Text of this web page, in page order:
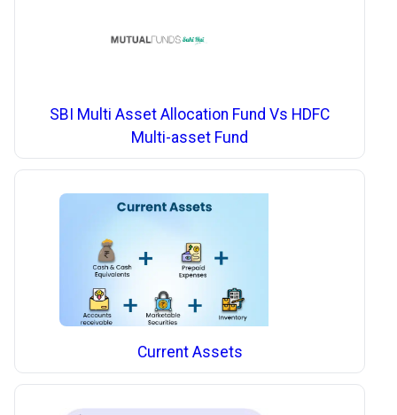
SBI Multi Asset Allocation Fund Vs HDFC
Multi-asset Fund
Current Assets